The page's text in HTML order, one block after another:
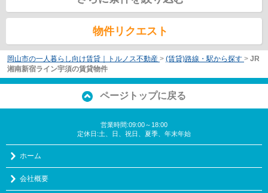
物件リクエスト
岡山市の一人暮らし向け賃貸｜トルノス不動産 > (賃貸)路線・駅から探す > JR
湘南新宿ライン宇須の賃貸物件
ページトップに戻る
営業時間:09:00～18:00
定休日:土、日、祝日、夏季、年末年始
ホーム
会社概要